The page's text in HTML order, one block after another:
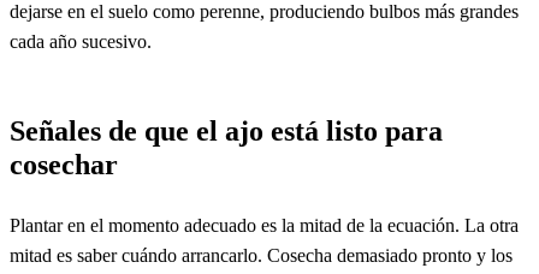
dejarse en el suelo como perenne, produciendo bulbos más grandes
cada año sucesivo.
Señales de que el ajo está listo para
cosechar
Plantar en el momento adecuado es la mitad de la ecuación. La otra
mitad es saber cuándo arrancarlo. Cosecha demasiado pronto y los